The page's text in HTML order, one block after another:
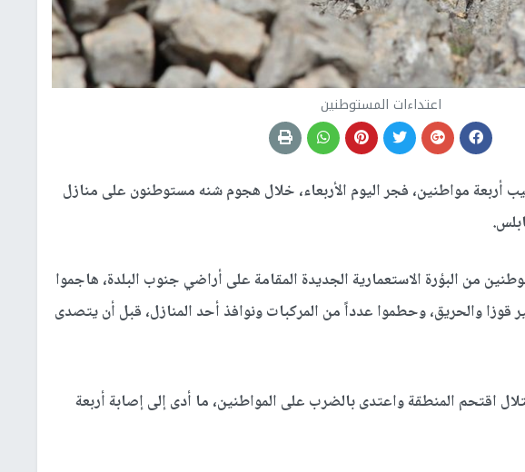
اعتداءات المستوطنين
أربعة مواطنين، فجر اليوم الأربعاء، خلال هجوم شنه مستوطنون على منازل
من البؤرة الاستعمارية الجديدة المقامة على أراضي جنوب البلدة، هاجموا
قوزا والحريق، وحطموا عدداً من المركبات ونوافذ أحد المنازل، قبل أن يتصدى
اقتحم المنطقة واعتدى بالضرب على المواطنين، ما أدى إلى إصابة أربعة